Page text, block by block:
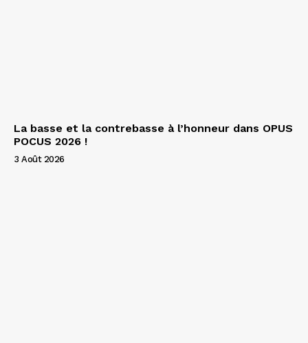
La basse et la contrebasse à l’honneur dans OPUS
POCUS 2026 !
3 Août 2026